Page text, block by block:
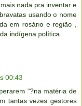
nada pra inventar e
usando o nome
em rosário e região ,
indígena política
00:43
"?na matéria de
tantas vezes gestores